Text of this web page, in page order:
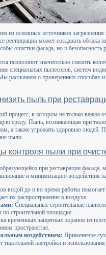
из основных источников
может создавать облака
очистки фасада, но и безопасность
позволяют значительно снизить
специальных пылесосов, систем
расскажем о проверенных способах
пыль при
процесс, в котором не только важна
среду. Пыль, возникающая при
а также угрожать здоровью людей.
пыли.
контроля пыли при
при реставрации фасада,
и минимизацию воздействия
водой до и во время работы
их распространение в воздухе.
Специальные строительные
по строительной площадке.
временных защитных экранов из
пространстве.
воздействием: Применение
тщательной настройки и